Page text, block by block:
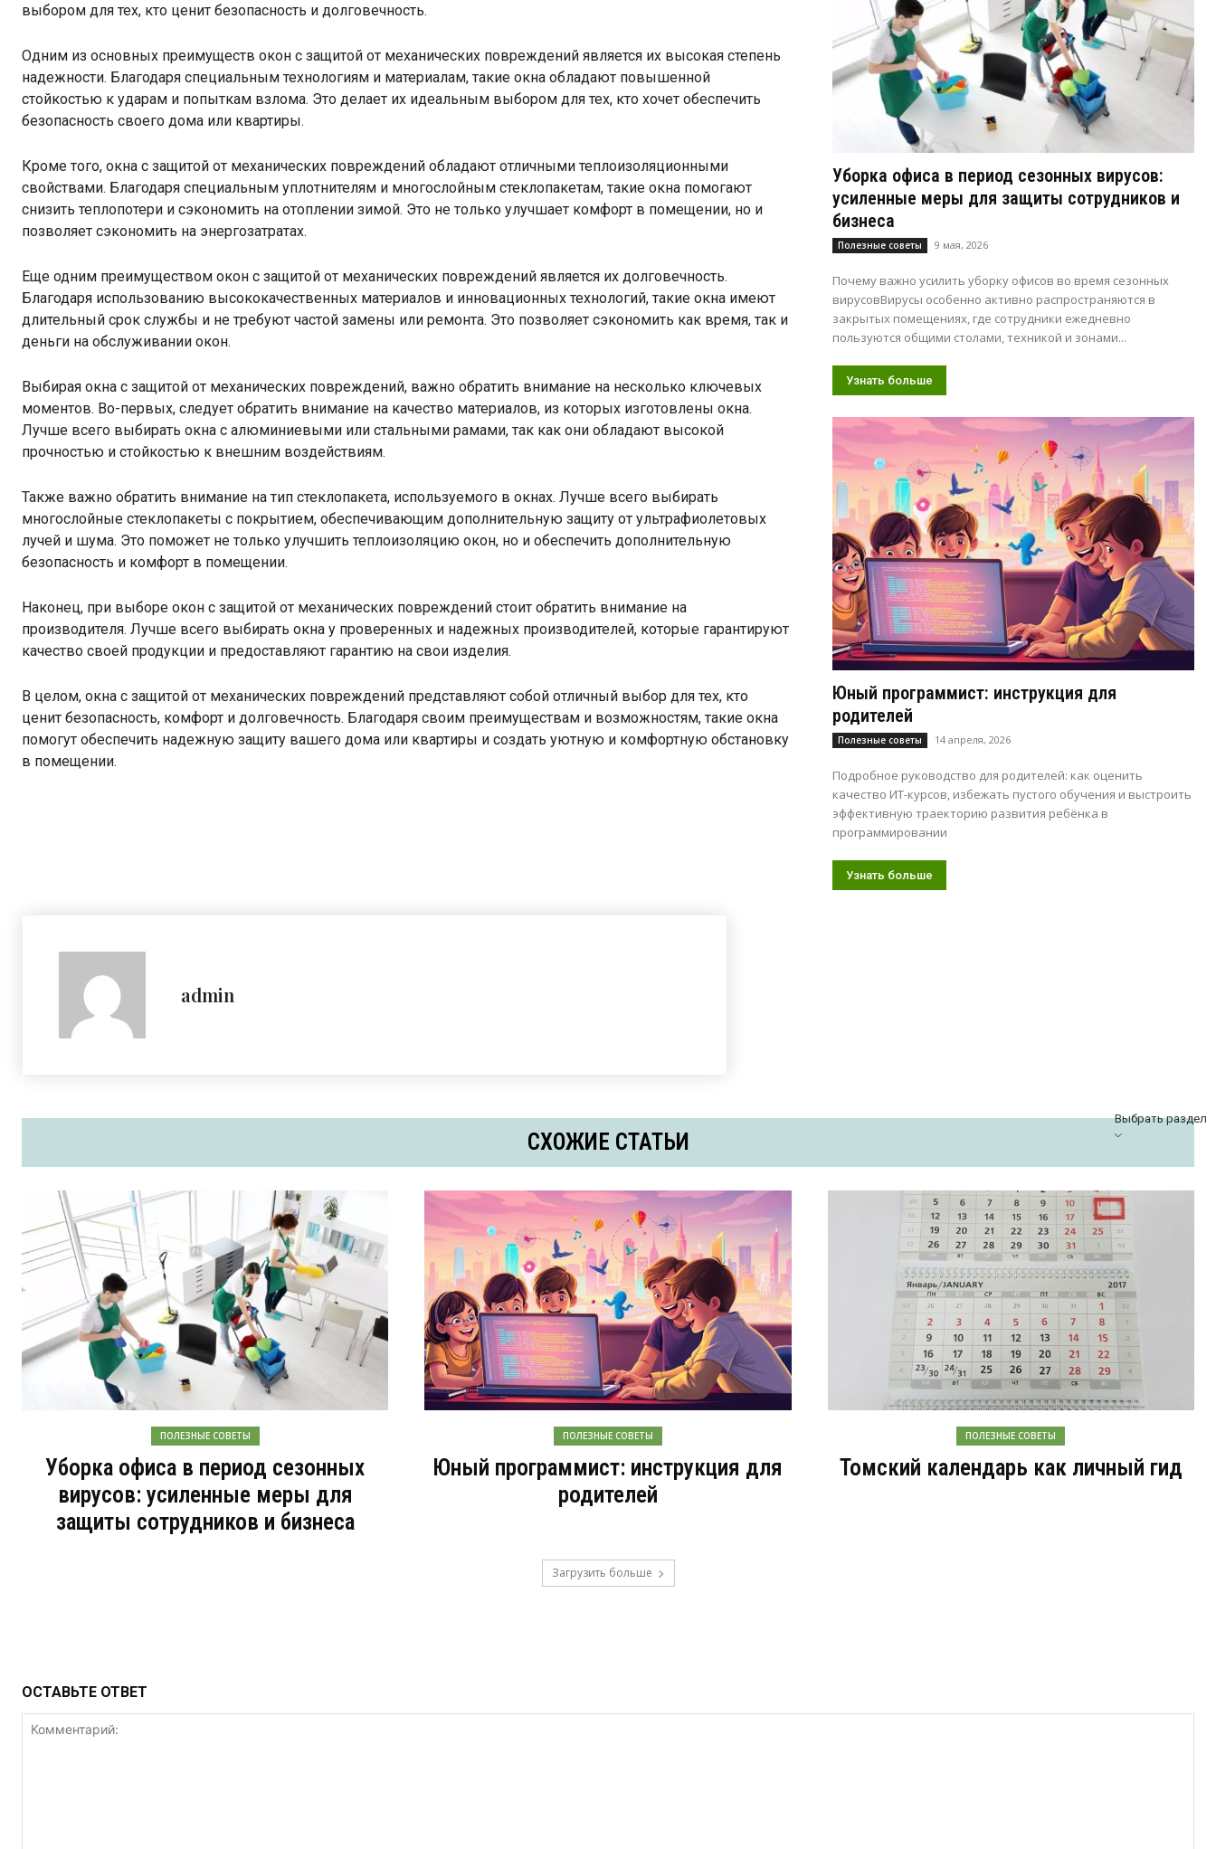
выбором для тех, кто ценит безопасность и долговечность.
Одним из основных преимуществ окон с защитой от механических повреждений является их высокая степень
надежности. Благодаря специальным технологиям и материалам, такие окна обладают повышенной
стойкостью к ударам и попыткам взлома. Это делает их идеальным выбором для тех, кто хочет обеспечить
безопасность своего дома или квартиры.
Кроме того, окна с защитой от механических повреждений обладают отличными теплоизоляционными
свойствами. Благодаря специальным уплотнителям и многослойным стеклопакетам, такие окна помогают
снизить теплопотери и сэкономить на отоплении зимой. Это не только улучшает комфорт в помещении, но и
позволяет сэкономить на энергозатратах.
Еще одним преимуществом окон с защитой от механических повреждений является их долговечность.
Благодаря использованию высококачественных материалов и инновационных технологий, такие окна имеют
длительный срок службы и не требуют частой замены или ремонта. Это позволяет сэкономить как время, так и
деньги на обслуживании окон.
Выбирая окна с защитой от механических повреждений, важно обратить внимание на несколько ключевых
моментов. Во-первых, следует обратить внимание на качество материалов, из которых изготовлены окна.
Лучше всего выбирать окна с алюминиевыми или стальными рамами, так как они обладают высокой
прочностью и стойкостью к внешним воздействиям.
Также важно обратить внимание на тип стеклопакета, используемого в окнах. Лучше всего выбирать
многослойные стеклопакеты с покрытием, обеспечивающим дополнительную защиту от ультрафиолетовых
лучей и шума. Это поможет не только улучшить теплоизоляцию окон, но и обеспечить дополнительную
безопасность и комфорт в помещении.
Наконец, при выборе окон с защитой от механических повреждений стоит обратить внимание на
производителя. Лучше всего выбирать окна у проверенных и надежных производителей, которые гарантируют
качество своей продукции и предоставляют гарантию на свои изделия.
В целом, окна с защитой от механических повреждений представляют собой отличный выбор для тех, кто
ценит безопасность, комфорт и долговечность. Благодаря своим преимуществам и возможностям, такие окна
помогут обеспечить надежную защиту вашего дома или квартиры и создать уютную и комфортную обстановку
в помещении.
Уборка офиса в период сезонных вирусов:
усиленные меры для защиты сотрудников и
бизнеса
Полезные советы 9 мая, 2026
Почему важно усилить уборку офисов во время сезонных
вирусовВирусы особенно активно распространяются в
закрытых помещениях, где сотрудники ежедневно
пользуются общими столами, техникой и зонами...
Узнать больше
Юный программист: инструкция для
родителей
Полезные советы 14 апреля, 2026
Подробное руководство для родителей: как оценить
качество ИТ-курсов, избежать пустого обучения и выстроить
эффективную траекторию развития ребёнка в
программировании
Узнать больше
admin
СХОЖИЕ СТАТЬИ
Выбрать раздел
ПОЛЕЗНЫЕ СОВЕТЫ
Уборка офиса в период сезонных
вирусов: усиленные меры для
защиты сотрудников и бизнеса
ПОЛЕЗНЫЕ СОВЕТЫ
Юный программист: инструкция для
родителей
ПОЛЕЗНЫЕ СОВЕТЫ
Томский календарь как личный гид
Загрузить больше
ОСТАВЬТЕ ОТВЕТ